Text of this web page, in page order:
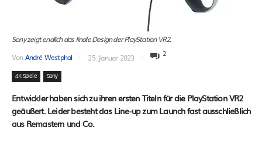
Sony zeigt endlich das finale Design der PlayStation VR2.
VonAndré Westphal 25. Januar 2023 2
4K Spiele Sony
Entwickler haben sich zu ihren ersten Titeln für die PlayStation VR2
geäußert. Leider besteht das Line-up zum Launch fast ausschließlich
aus Remastern und Co.